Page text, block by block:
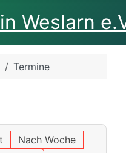
Weslarn
Termine
Nach Woche